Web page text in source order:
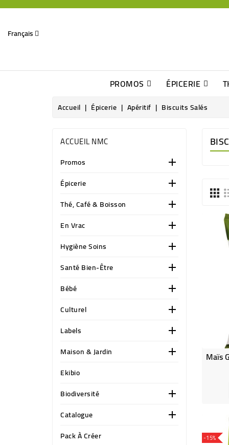
Français
PROMOS ÉPICERIE
Accueil Épicerie Apéritif Biscuits Salés
ACCUEIL NMC
Promos 
Épicerie 
Thé, Café & Boisson 
En Vrac 
Hygiène Soins 
Santé Bien-Être 
Bébé 
Culturel 
Labels 
Maison & Jardin 
Ekibio
Biodiversité

Catalogue 
Pack À Créer
-15%